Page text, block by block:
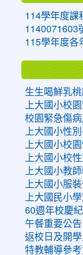
114學年度課
1140071603
115學年度各
生生喝鮮乳
上大國小校
校園緊急傷病
上大國小性
上大國小校
上大國小校
上大國小教
上大國小服
上大國民小
60週年校慶紀
午餐重要公告
返校日及開
特教輔導參